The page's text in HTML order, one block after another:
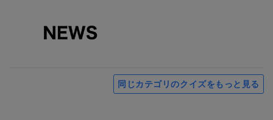
同じカテゴリのクイズをもっと見る